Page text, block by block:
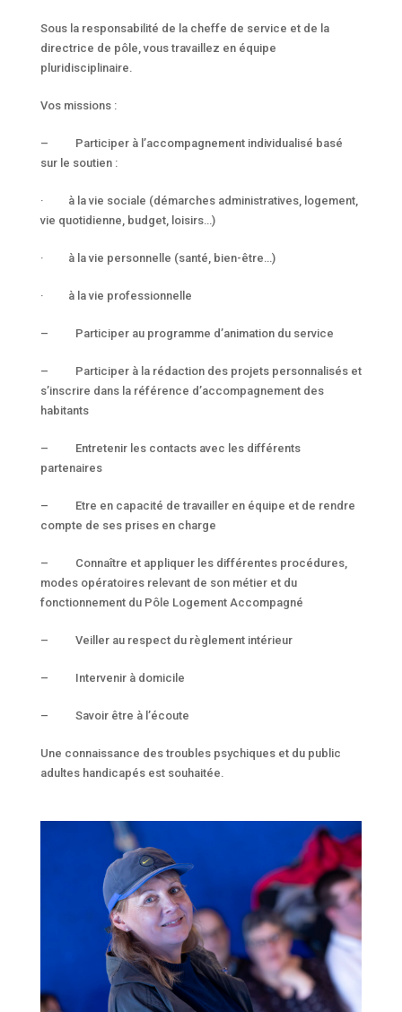
Sous la responsabilité de la cheffe de service et de la
directrice de pôle, vous travaillez en équipe
pluridisciplinaire.
Vos missions :
– Participer à l’accompagnement individualisé basé
sur le soutien :
· à la vie sociale (démarches administratives, logement,
vie quotidienne, budget, loisirs…)
· à la vie personnelle (santé, bien-être…)
· à la vie professionnelle
– Participer au programme d’animation du service
– Participer à la rédaction des projets personnalisés et
s’inscrire dans la référence d’accompagnement des
habitants
– Entretenir les contacts avec les différents
partenaires
– Etre en capacité de travailler en équipe et de rendre
compte de ses prises en charge
– Connaître et appliquer les différentes procédures,
modes opératoires relevant de son métier et du
fonctionnement du Pôle Logement Accompagné
– Veiller au respect du règlement intérieur
– Intervenir à domicile
– Savoir être à l’écoute
Une connaissance des troubles psychiques et du public
adultes handicapés est souhaitée.